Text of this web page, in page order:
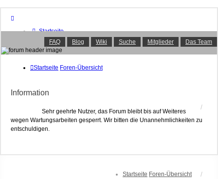
Startseite
Foren-Übersicht
FAQ
Suche
Aktive Themen
Das Team
FAQ Blog Wiki Suche Mitglieder Das Team
Startseite Foren-Übersicht
Information
Sehr geehrte Nutzer, das Forum bleibt bis auf Weiteres
wegen Wartungsarbeiten gesperrt. Wir bitten die Unannehmlichkeiten zu
entschuldigen.
Startseite Foren-Übersicht